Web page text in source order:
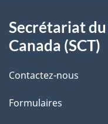
i
s
d
propos
de
ce
site
Secrétariat
Canada (SCT)
Contactez-nous
Formulaires